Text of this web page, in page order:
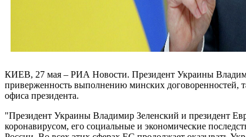
КИЕВ, 27 мая – РИА Новости. Президент Украины
приверженность выполнению минских договоренностей,
офиса президента.
"Президент Украины Владимир Зеленский и президент
коронавирусом, его социальные и экономические